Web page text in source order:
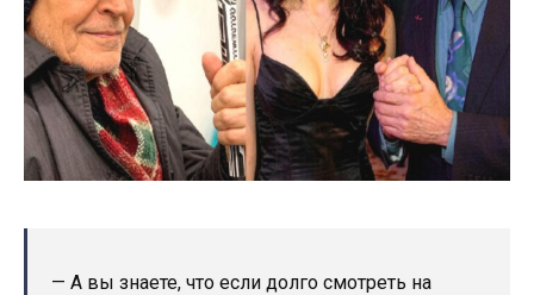
— А вы знаете, что если долго смотреть на